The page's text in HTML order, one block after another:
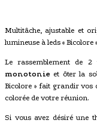
Multitâche, ajustable et
lumineuse à leds « Bicolore
Le rassemblement de 2
monotonie et ôter la
Bicolore » fait grandir vos
colorée de votre réunion.
Si vous avez désiré une